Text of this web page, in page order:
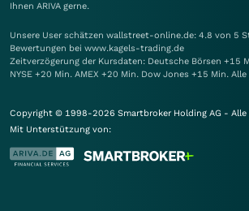
Ihnen ARIVA gerne.
Unsere User schätzen wallstreet-online.de: 4.8 von 5
Bewertungen bei www.kagels-trading.de
Zeitverzögerung der Kursdaten: Deutsche Börsen +15
NYSE +20 Min. AMEX +20 Min. Dow Jones +15 Min.
Copyright © 1998-2026 Smartbroker Holding AG - Alle
Mit Unterstützung von: